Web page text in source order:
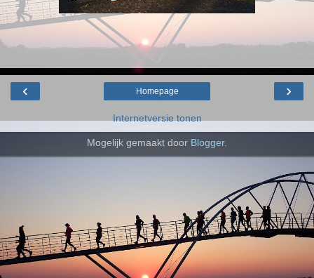
‹ ›
Homepage
Internetversie tonen
Mogelijk gemaakt door Blogger.